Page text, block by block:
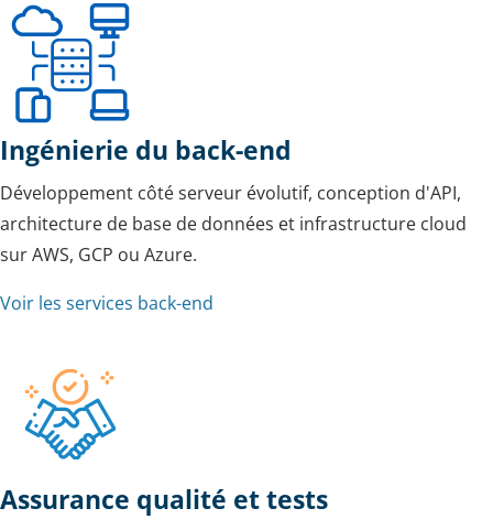
Ingénierie du back-end
Développement côté serveur évolutif, conception d'API,
architecture de base de données et infrastructure cloud
sur AWS, GCP ou Azure.
Voir les services back-end
Assurance qualité et tests